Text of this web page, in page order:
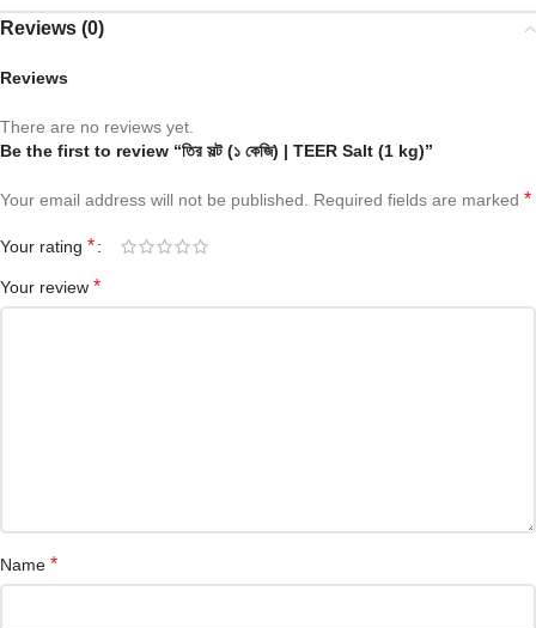
Reviews (0)
Reviews
There are no reviews yet.
Be the first to review “তির সল্ট (১ কেজি) | TEER Salt (1 kg)”
Your email address will not be published. Required fields are marked *
Your rating *
Your review *
Name *